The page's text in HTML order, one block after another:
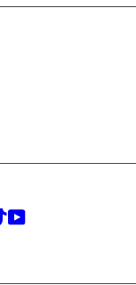
TikTokYouTube